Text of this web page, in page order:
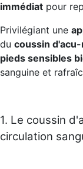
immédiat pour
Privilégiant une
du coussin
pieds sensibles
sanguine et
1. Le coussin
circulation